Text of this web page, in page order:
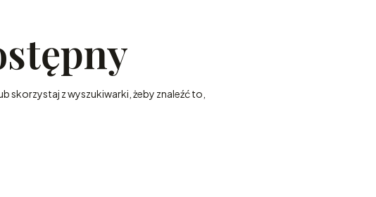
skorzystaj z wyszukiwarki, żeby znaleźć to,